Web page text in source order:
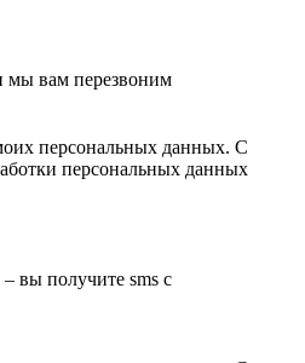
мы вам перезвоним
персональных данных. С
персональных данных
вы получите sms с